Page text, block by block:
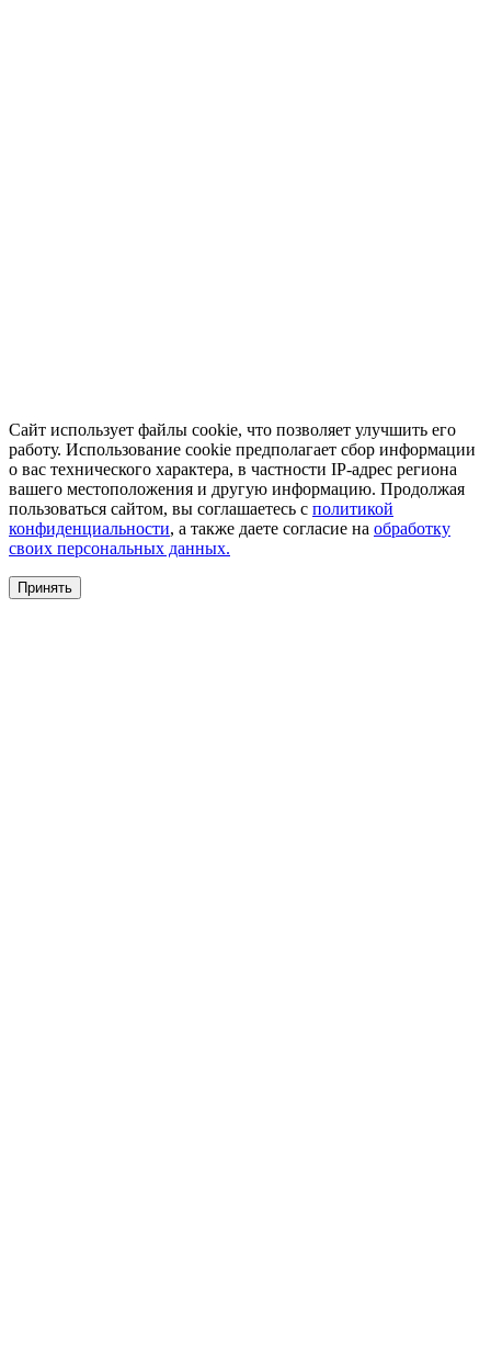
Сайт использует файлы cookie, что позволяет улучшить его
работу. Использование cookie предполагает сбор информации
о вас технического характера, в частности IP-адрес региона
вашего местоположения и другую информацию. Продолжая
пользоваться сайтом, вы соглашаетесь с политикой
конфиденциальности, а также даете согласие на обработку
своих персональных данных.
Принять